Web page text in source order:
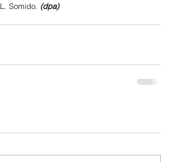
Somido. (dpa)